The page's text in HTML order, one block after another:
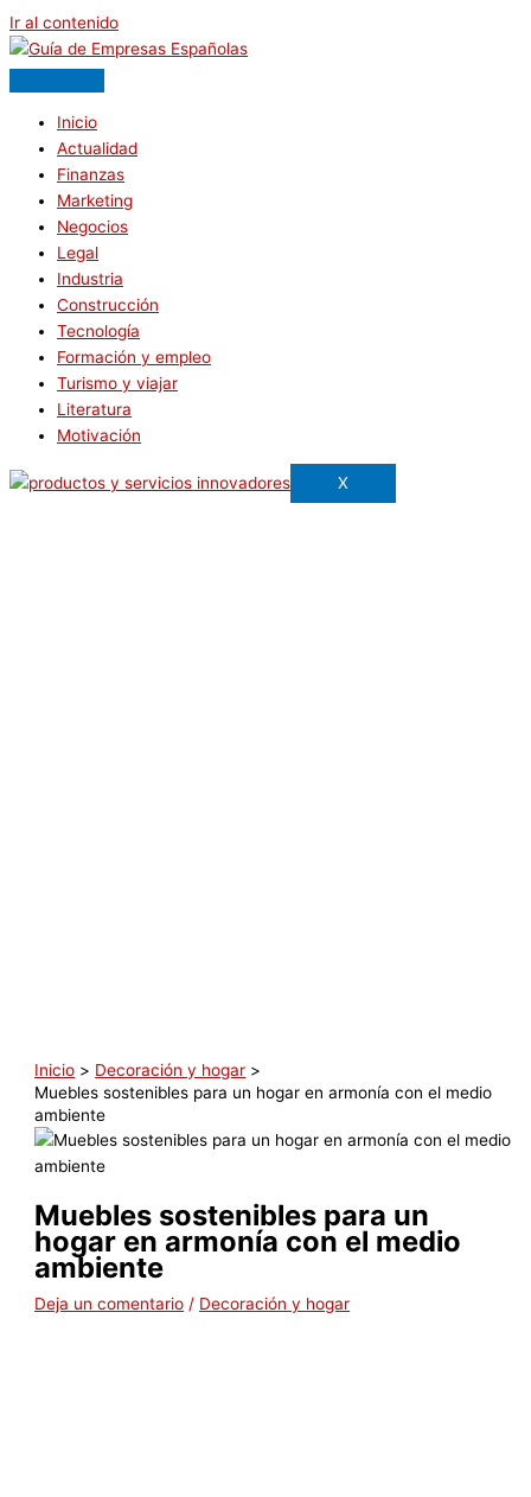
Ir al contenido
Inicio
Actualidad
Finanzas
Marketing
Negocios
Legal
Industria
Construcción
Tecnología
Formación y empleo
Turismo y viajar
Literatura
Motivación
X
Inicio
Decoración y hogar
Muebles sostenibles para un hogar en armonía con el medio
ambiente
Muebles sostenibles para un
hogar en armonía con el medio
ambiente
Deja un comentario / Decoración y hogar